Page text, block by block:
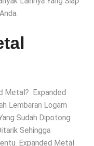
Metal? Expanded
Lembaran Logam
Sudah Dipotong
Sehingga
Expanded Metal